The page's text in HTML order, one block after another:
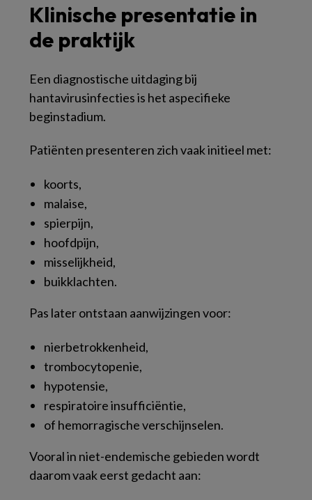
Klinische presentatie in
de praktijk
Een diagnostische uitdaging bij
hantavirusinfecties is het aspecifieke
beginstadium.
Patiënten presenteren zich vaak initieel met:
koorts,
malaise,
spierpijn,
hoofdpijn,
misselijkheid,
buikklachten.
Pas later ontstaan aanwijzingen voor:
nierbetrokkenheid,
trombocytopenie,
hypotensie,
respiratoire insufficiëntie,
of hemorragische verschijnselen.
Vooral in niet-endemische gebieden wordt
daarom vaak eerst gedacht aan: